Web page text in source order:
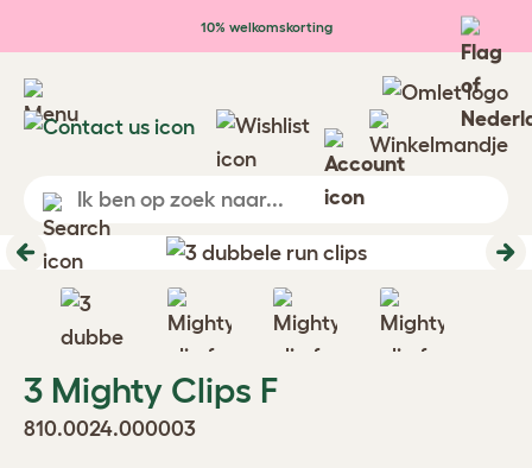
Ga naar de hoofdinhoud
10% welkomskorting
Previous
3 Mighty Clips F
810.0024.000003